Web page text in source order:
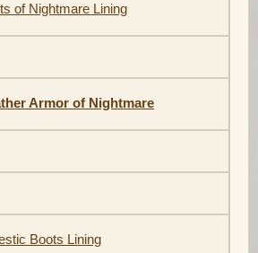
of Nightmare Lining
Armor of Nightmare
Boots Lining